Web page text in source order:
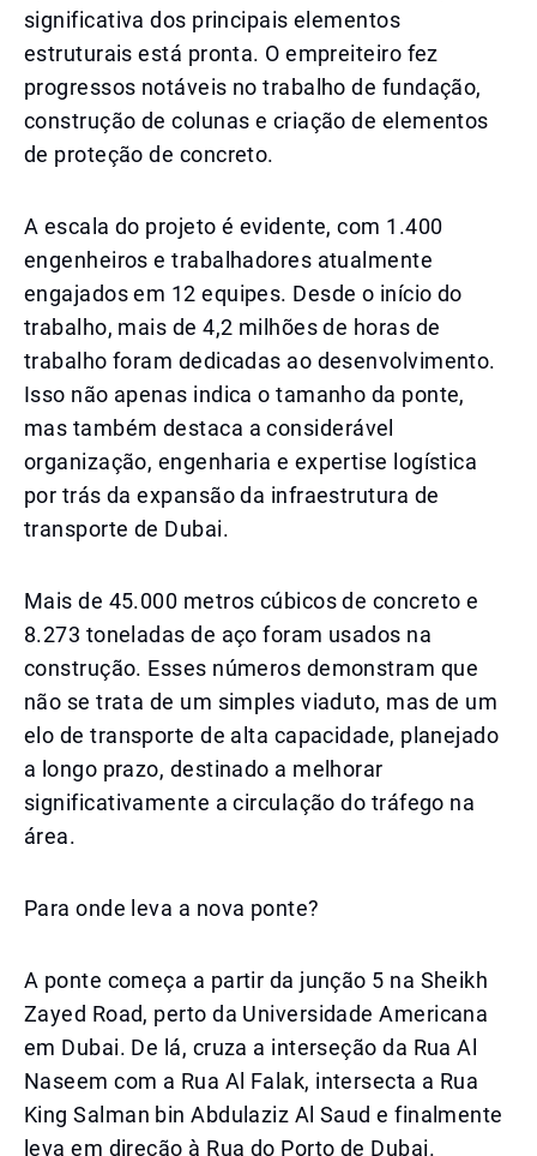
significativa dos principais elementos
estruturais está pronta. O empreiteiro fez
progressos notáveis ​​no trabalho de fundação,
construção de colunas e criação de elementos
de proteção de concreto.
A escala do projeto é evidente, com 1.400
engenheiros e trabalhadores atualmente
engajados em 12 equipes. Desde o início do
trabalho, mais de 4,2 milhões de horas de
trabalho foram dedicadas ao desenvolvimento.
Isso não apenas indica o tamanho da ponte,
mas também destaca a considerável
organização, engenharia e expertise logística
por trás da expansão da infraestrutura de
transporte de Dubai.
Mais de 45.000 metros cúbicos de concreto e
8.273 toneladas de aço foram usados na
construção. Esses números demonstram que
não se trata de um simples viaduto, mas de um
elo de transporte de alta capacidade, planejado
a longo prazo, destinado a melhorar
significativamente a circulação do tráfego na
área.
Para onde leva a nova ponte?
A ponte começa a partir da junção 5 na Sheikh
Zayed Road, perto da Universidade Americana
em Dubai. De lá, cruza a interseção da Rua Al
Naseem com a Rua Al Falak, intersecta a Rua
King Salman bin Abdulaziz Al Saud e finalmente
leva em direção à Rua do Porto de Dubai.